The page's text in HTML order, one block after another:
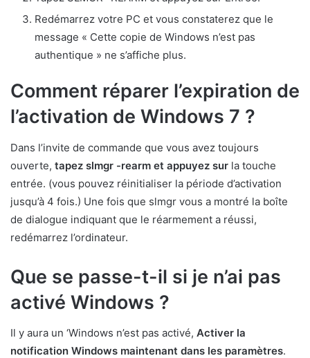
Redémarrez votre PC et vous constaterez que le
message « Cette copie de Windows n’est pas
authentique » ne s’affiche plus.
Comment réparer l’expiration de
l’activation de Windows 7 ?
Dans l’invite de commande que vous avez toujours
ouverte, tapez slmgr -rearm et appuyez sur la touche
entrée. (vous pouvez réinitialiser la période d’activation
jusqu’à 4 fois.) Une fois que slmgr vous a montré la boîte
de dialogue indiquant que le réarmement a réussi,
redémarrez l’ordinateur.
Que se passe-t-il si je n’ai pas
activé Windows ?
Il y aura un ‘Windows n’est pas activé, Activer la
notification Windows maintenant dans les paramètres.